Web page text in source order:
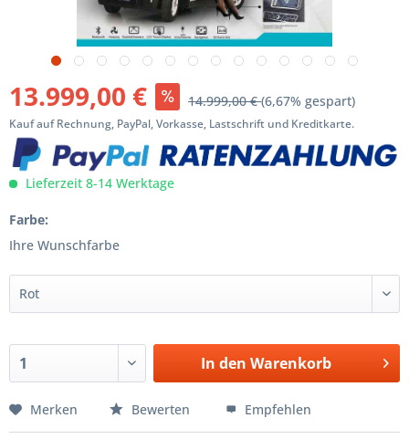
13.999,00 € 14.999,00 €(6,67% gespart)
Kauf auf Rechnung, PayPal, Vorkasse, Lastschrift und Kreditkarte.
Lieferzeit 8-14 Werktage
Farbe:
Ihre Wunschfarbe
In den Warenkorb
Merken Bewerten Empfehlen